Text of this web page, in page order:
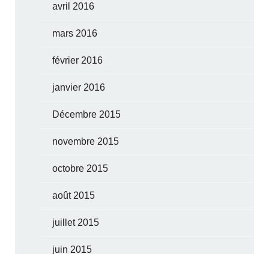
avril 2016
mars 2016
février 2016
janvier 2016
Décembre 2015
novembre 2015
octobre 2015
août 2015
juillet 2015
juin 2015